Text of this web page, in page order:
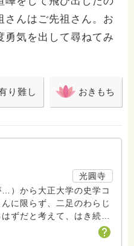
さんはご先祖さん。お
勇気を出して尋ねてみ
り難し おきもち
光圓寺
）から大正大学の史学コ
に限らず、二足のわらじ
ずだと考えて、はき続け
とか考えつつ、でも仏教っ
します。